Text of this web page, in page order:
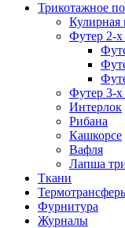
Трикотажное
Кулирная
Футер 2-х
Футер 3-х
Интерлок
Рибана
Кашкорсе
Вафля
Лапша
Ткани
Фурнитура
Журналы